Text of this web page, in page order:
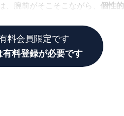
腕前がそこそこながら、 個性的
料会員限定です
料登録が必要です